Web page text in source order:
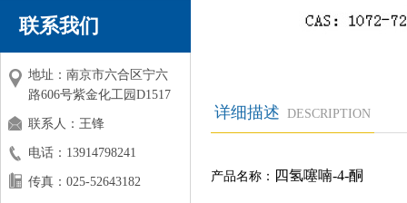
联系我们
地址：南京市六合区宁六
路606号紫金化工园D1517
联系人：王锋
电话：13914798241
传真：025-52643182
详细描述 DESCRIPTION
产品名称： 四氢噻喃-4-酮